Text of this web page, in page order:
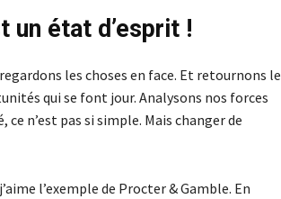
un état d’esprit !
les choses en face. Et retournons le
qui se font jour. Analysons nos forces
n’est pas si simple. Mais changer de
l’exemple de Procter & Gamble. En